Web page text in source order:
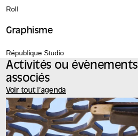
Roll
Graphisme
République Studio
Activités ou évènements
associés
Voir tout l’agenda